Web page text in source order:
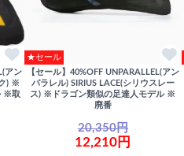
アン
) ※
※取
★セール
【セール】40%OFF UNPARALLEL(アン
パラレル) SIRIUS LACE(シリウスレー
ス) ※ドラゴン類似の足達人モデル ※
廃番
20,350円
12,210円